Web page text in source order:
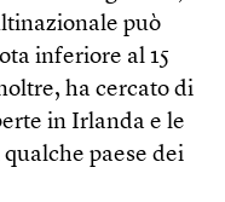
può
inferiore al 15
ha cercato di
in Irlanda e le
paese dei